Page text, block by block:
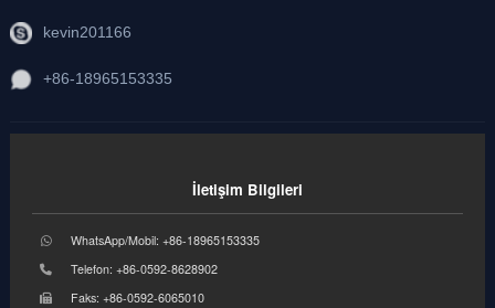
kevin201166
+86-18965153335
İletişim Bilgileri
WhatsApp/Mobil: +86-18965153335
Telefon: +86-0592-8628902
Faks: +86-0592-6065010